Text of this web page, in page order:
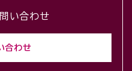
い合わせ
合わせ